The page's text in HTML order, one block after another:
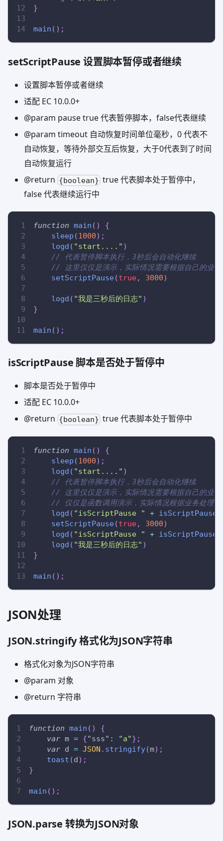
}
main ( ) ;
setScriptPause 设置脚本暂停或者继续
设置脚本暂停或者继续
适配 EC 10.0.0+
@param pause true 代表暂停脚本，false代表继续
@param timeout 自动恢复时间单位毫秒，0 代表不
自动恢复，等待外部交互后恢复，大于0代表到了时间
自动恢复运行
@return {boolean} true 代表脚本处于暂停中，
false 代表继续运行中
function main ( )
{
sleep (1000) ;
logd ( "start...." )
// 代表暂停脚本执行，3秒后会自动化继续
// 这里仅仅是演示，实际情况需要根据自己的业
setScriptPause(true, 3000)
logd ( "我是三秒后的日志" )
}
main ( ) ;
isScriptPause 脚本是否处于暂停中
脚本是否处于暂停中
适配 EC 10.0.0+
@return {boolean} true 代表脚本处于暂停中
function main ( )
{
sleep (1000) ;
logd ( "start...." )
// 代表暂停脚本执行，3秒后会自动化继续
// 这里仅仅是演示，实际情况需要根据自己的业
// 仅仅是函数调用演示，实际情况根据业务处理
logd ( "isScriptPause " + isScriptPause
setScriptPause(true, 3000)
logd ( "isScriptPause " + isScriptPause
logd ( "我是三秒后的日志" )
}
main ( ) ;
JSON处理
JSON.stringify 格式化为JSON字符串
格式化对象为JSON字符串
@param 对象
@return 字符串
function main ( )
{
var m = {"sss" : "a"} ;
var d = JSON . stringify(m) ;
toast (d) ;
}
main ( ) ;
JSON.parse 转换为JSON对象